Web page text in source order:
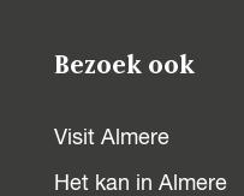
Bezoek ook
Visit Almere
Het kan in Almere